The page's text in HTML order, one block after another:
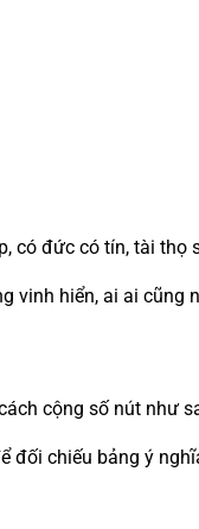
có đức có tín, tài thọ
vinh hiển, ai ai cũng
cộng số nút như
đối chiếu bảng ý